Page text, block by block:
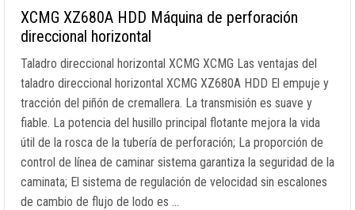
XCMG XZ680A HDD Máquina de perforación
direccional horizontal
Taladro direccional horizontal XCMG XCMG Las ventajas del
taladro direccional horizontal XCMG XZ680A HDD El empuje y
tracción del piñón de cremallera. La transmisión es suave y
fiable. La potencia del husillo principal flotante mejora la vida
útil de la rosca de la tubería de perforación; La proporción de
control de línea de caminar sistema garantiza la seguridad de la
caminata; El sistema de regulación de velocidad sin escalones
de cambio de flujo de lodo es …